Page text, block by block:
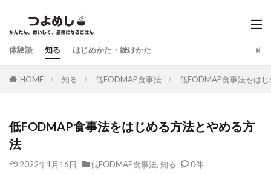
体験談 知る はじめかた・続けかた
HOME 知る 低FODMAP食事法 低FODMAP食事法をは
低FODMAP食事法をはじめる方法とやめる方
法
2022年1月16日 低FODMAP食事法, 知る 0件